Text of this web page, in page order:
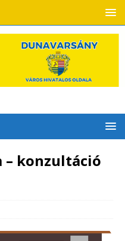
– konzultáció